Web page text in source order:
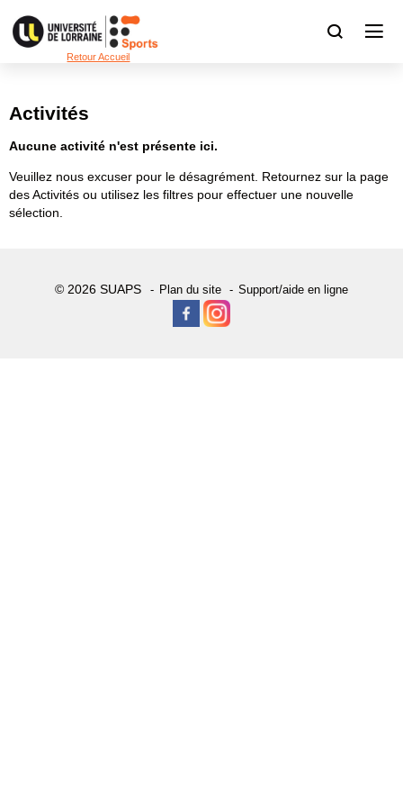
Retour Accueil
Activités
Aucune activité n'est présente ici.
Veuillez nous excuser pour le désagrément. Retournez sur la page
des Activités ou utilisez les filtres pour effectuer une nouvelle
sélection.
© 2026 SUAPS Plan du site Support/aide en ligne